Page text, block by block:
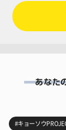
#キョーソウ